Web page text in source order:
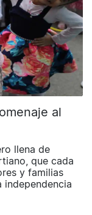
al
llena de
que cada
y familias
independencia